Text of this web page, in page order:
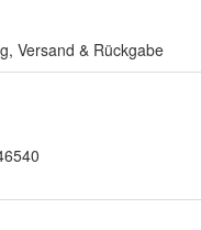
Versand & Rückgabe